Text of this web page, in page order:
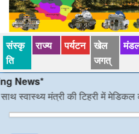
संस्कृति
खेल जगत्
पर्यटन
पड़ोसी राज्य
स्वास्‍थ्य
संस्कृ
ति
राज्य पर्यटन खेल
जगत्
मंत्री की टिहरी में मेडिकल कॉलेज